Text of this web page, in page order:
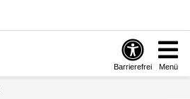
Barrierefrei Menü